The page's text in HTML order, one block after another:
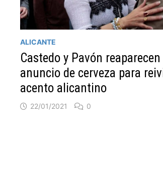
ALICANTE
Castedo y Pavón
anuncio de cerveza para
acento alicantino
22/01/2021 0